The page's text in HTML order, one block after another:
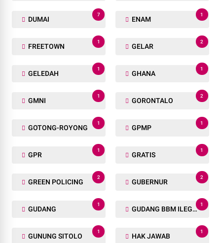
DUMAI
7
ENAM
1
FREETOWN
1
GELAR
2
GELEDAH
1
GHANA
1
GMNI
1
GORONTALO
2
GOTONG-ROYONG
1
GPMP
1
GPR
1
GRATIS
1
GREEN POLICING
2
GUBERNUR
2
GUDANG
1
GUDANG BBM ILEGAL
1
GUNUNG SITOLO
1
HAK JAWAB
1